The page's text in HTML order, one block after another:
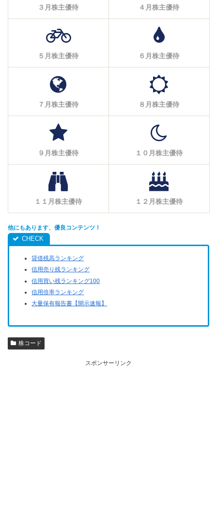
３月株主優待 ４月株主優待
５月株主優待 ６月株主優待
７月株主優待 ８月株主優待
９月株主優待 １０月株主優待
１１月株主優待 １２月株主優待
他にもあります、優良コンテンツ！
貸借残高ランキング
信用売り残ランキング
信用買い残ランキング100
信用倍率ランキング
大量保有報告書【開示速報】
株コード
スポンサーリンク